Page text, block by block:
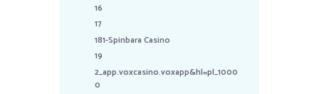
16
17
181-Spinbara Casino
19
2_app.voxcasino.voxapp&hl=pl_1000
0